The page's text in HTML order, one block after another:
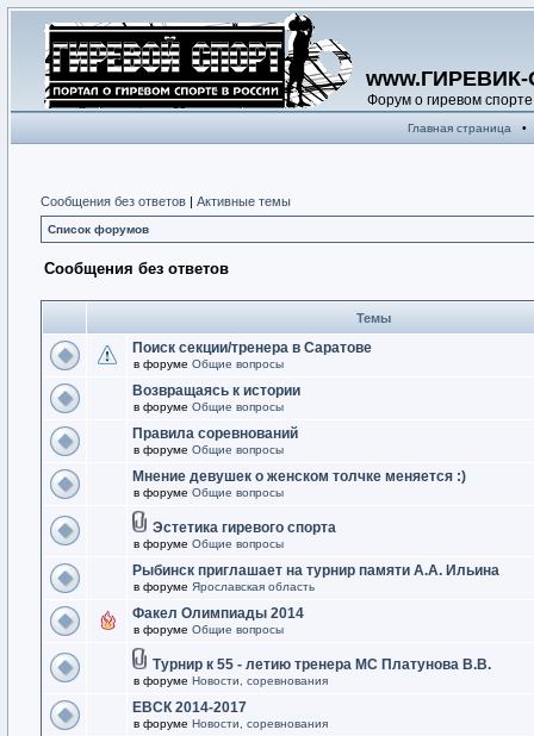
Форум о гиревом спорте
Главная страница •
Сообщения без ответов | Активные темы
Список форумов
Сообщения без ответов
Темы
Поиск секции/тренера в Саратове
в форуме Общие вопросы
Возвращаясь к истории
в форуме Общие вопросы
Правила соревнований
в форуме Общие вопросы
Мнение девушек о женском толчке меняется :)
в форуме Общие вопросы
Эстетика гиревого спорта
в форуме Общие вопросы
Рыбинск приглашает на турнир памяти А.А. Ильина
в форуме Ярославская область
Факел Олимпиады 2014
в форуме Общие вопросы
Турнир к 55 - летию тренера МС Платунова В.В.
в форуме Новости, соревнования
ЕВСК 2014-2017
в форуме Новости, соревнования